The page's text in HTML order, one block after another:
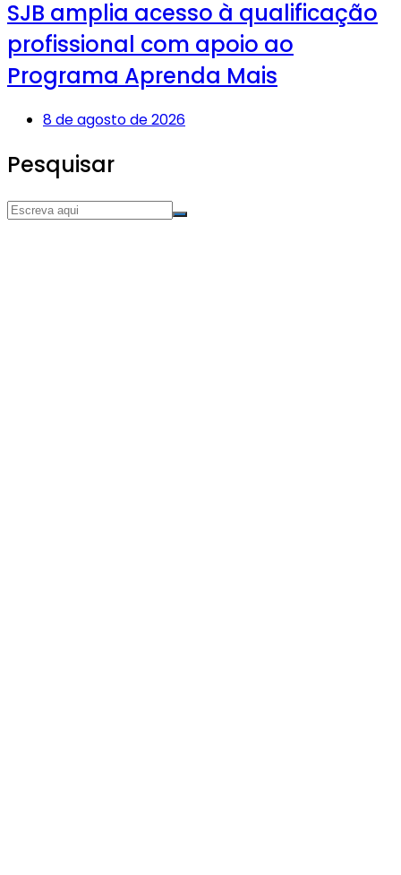
SJB amplia acesso à qualificação
profissional com apoio ao
Programa Aprenda Mais
8 de agosto de 2026
Pesquisar